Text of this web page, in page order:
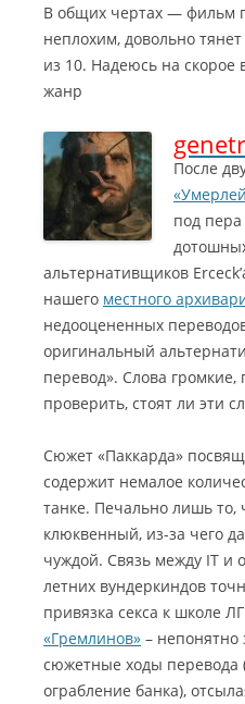
В общих чертах — фильм
неплохим, довольно
из 10. Надеюсь на скорое
жанр
После
под
альтернативщиков
нашего местного
недооцененных
оригинальный
перевод». Слова
проверить, стоят ли эти
Сюжет «Паккарда»
содержит немалое
танке. Печально лишь то,
клюквенный, из-за чего
чуждой. Связь между IT и
летних вундеркиндов
привязка секса к школе
«Гремлинов» –
сюжетные ходы перевода
ограбление банка),